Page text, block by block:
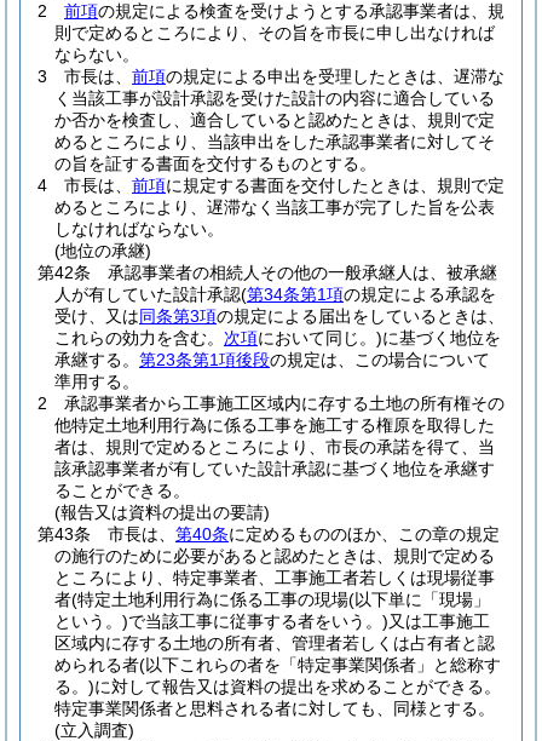
2
前項の規定による検査を受けようとする承認事業者は、規
則で定めるところにより、その旨を市長に申し出なければ
ならない。
3
市長は、 前項の規定による申出を受理したときは、遅滞な
く当該工事が設計承認を受けた設計の内容に適合している
か否かを検査し、適合していると認めたときは、規則で定
めるところにより、当該申出をした承認事業者に対してそ
の旨を証する書面を交付するものとする。
4
市長は、 前項に規定する書面を交付したときは、規則で定
めるところにより、遅滞なく当該工事が完了した旨を公表
しなければならない。
(地位の承継)
第42条
承認事業者の相続人その他の一般承継人は、被承継
人が有していた設計承認(第34条第1項の規定による承認を
受け、又は同条第3項の規定による届出をしているときは、
これらの効力を含む。 次項において同じ。)に基づく地位を
承継する。 第23条第1項後段の規定は、この場合について
準用する。
2
承認事業者から工事施工区域内に存する土地の所有権その
他特定土地利用行為に係る工事を施工する権原を取得した
者は、規則で定めるところにより、市長の承諾を得て、当
該承認事業者が有していた設計承認に基づく地位を承継す
ることができる。
(報告又は資料の提出の要請)
第43条
市長は、 第40条に定めるもののほか、この章の規定
の施行のために必要があると認めたときは、規則で定める
ところにより、特定事業者、工事施工者若しくは現場従事
者(特定土地利用行為に係る工事の現場(以下単に「現場」
という。)で当該工事に従事する者をいう。)又は工事施工
区域内に存する土地の所有者、管理者若しくは占有者と認
められる者(以下これらの者を「特定事業関係者」と総称す
る。)に対して報告又は資料の提出を求めることができる。
特定事業関係者と思料される者に対しても、同様とする。
(立入調査)